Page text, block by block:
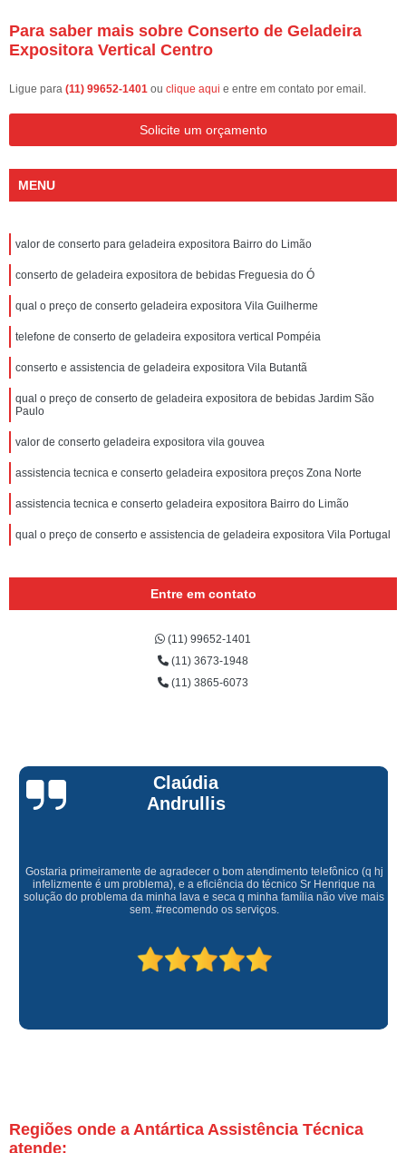
Para saber mais sobre Conserto de Geladeira
Expositora Vertical Centro
Ligue para (11) 99652-1401 ou clique aqui e entre em contato por email.
Solicite um orçamento
MENU
valor de conserto para geladeira expositora Bairro do Limão
conserto de geladeira expositora de bebidas Freguesia do Ó
qual o preço de conserto geladeira expositora Vila Guilherme
telefone de conserto de geladeira expositora vertical Pompéia
conserto e assistencia de geladeira expositora Vila Butantã
qual o preço de conserto de geladeira expositora de bebidas Jardim São
Paulo
valor de conserto geladeira expositora vila gouvea
assistencia tecnica e conserto geladeira expositora preços Zona Norte
assistencia tecnica e conserto geladeira expositora Bairro do Limão
qual o preço de conserto e assistencia de geladeira expositora Vila Portugal
Entre em contato
(11) 99652-1401
(11) 3673-1948
(11) 3865-6073
Claúdia
Andrullis
Gostaria primeiramente de agradecer o bom atendimento telefônico (q hj
infelizmente é um problema), e a eficiência do técnico Sr Henrique na
solução do problema da minha lava e seca q minha família não vive mais
sem. #recomendo os serviços.
Regiões onde a Antártica Assistência Técnica
atende: